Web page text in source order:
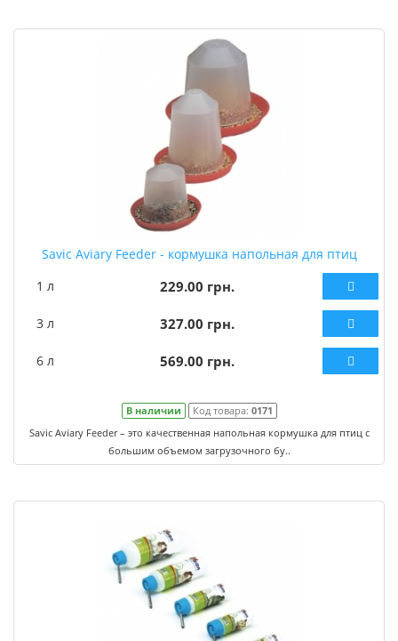
Savic Aviary Feeder - кормушка напольная для птиц
1 л
229.00 грн.
3 л 327.00 грн.
6 л 569.00 грн.
В наличии Код товара: 0171
Savic Aviary Feeder – это качественная напольная кормушка для птиц с
большим объемом загрузочного бу..